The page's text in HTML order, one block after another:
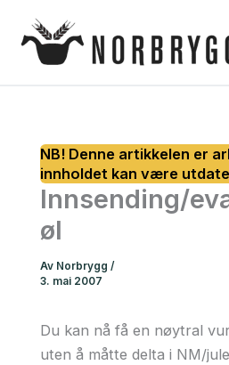
rett
Innsending/
øl
Av Norbrygg /
3. mai 2007
Du kan nå få en nøytral
uten å måtte delta i NM/